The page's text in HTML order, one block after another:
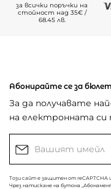
за всички поръчки на
стойност над 35€ /
68.45 лв.
Абонирайте се за
За да получавате
на електронната си
Този сайт е защитен от reCAPTCHA
Чрез натискане на бутона